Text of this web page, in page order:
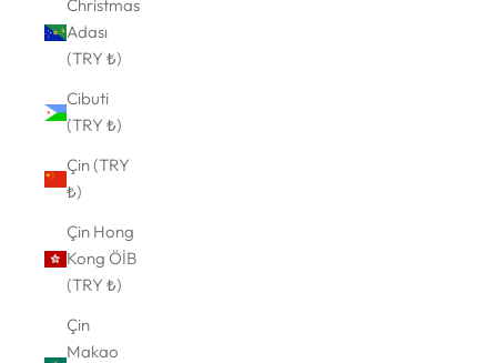
Christmas
Adası
(TRY ₺)
Cibuti
(TRY ₺)
Çin (TRY
₺)
Çin Hong
Kong ÖİB
(TRY ₺)
Çin
Makao